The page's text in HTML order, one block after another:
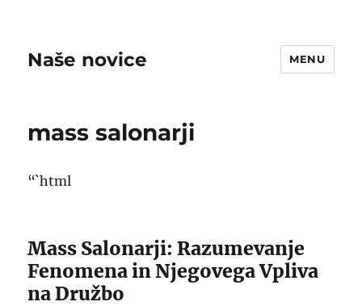
Naše novice MENU
mass salonarji
“`html
Mass Salonarji: Razumevanje
Fenomena in Njegovega Vpliva
na Družbo